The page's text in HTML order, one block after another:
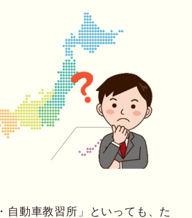
自動車教習所」といっても、た